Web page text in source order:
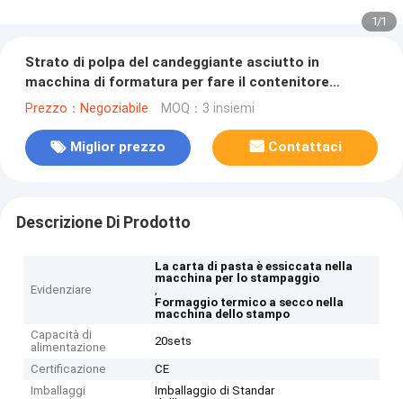
1/1
Strato di polpa del candeggiante asciutto in
macchina di formatura per fare il contenitore
dell'hamburger e del piatto di carta
Prezzo：Negoziabile MOQ：3 insiemi
Miglior prezzo Contattaci
Descrizione Di Prodotto
Evidenziare
La carta di pasta è essiccata nella
macchina per lo stampaggio
,
Formaggio termico a secco nella
macchina dello stampo
Capacità di
alimentazione
20sets
Certificazione
CE
Imballaggi
Imballaggio di Standar